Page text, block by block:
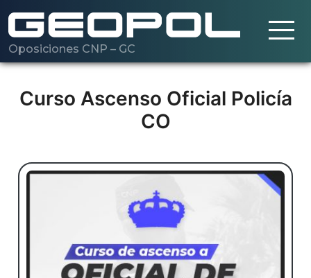
Saltar al contenido principal
Oposiciones CNP – GC
Cargando…